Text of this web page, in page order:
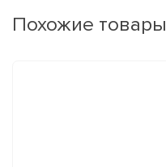
Похожие товары